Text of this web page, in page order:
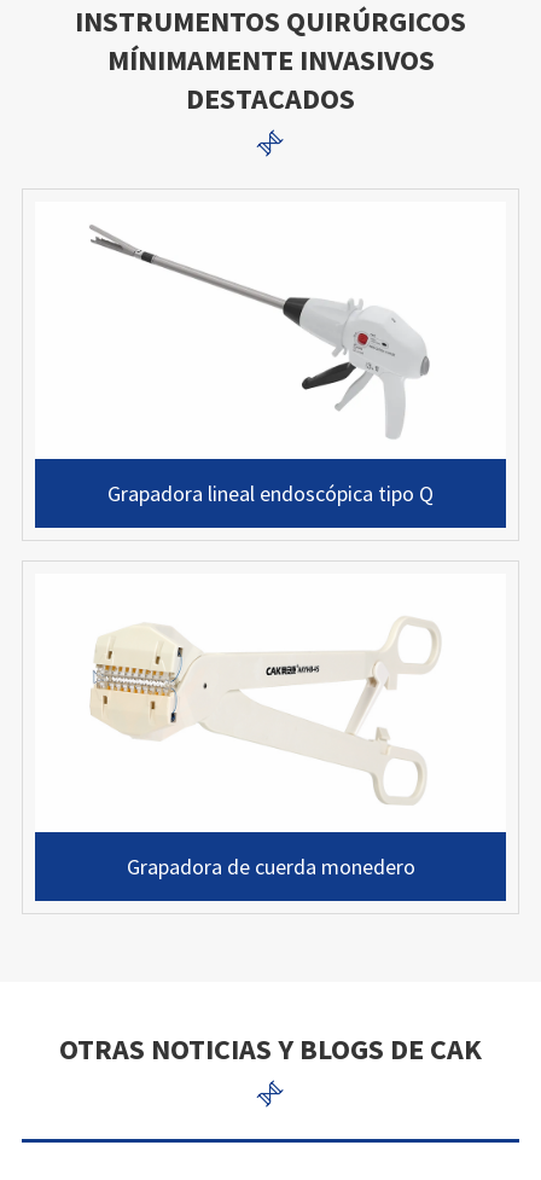
INSTRUMENTOS QUIRÚRGICOS
MÍNIMAMENTE INVASIVOS
DESTACADOS

Grapadora lineal endoscópica tipo Q
Grapadora de cuerda monedero
OTRAS NOTICIAS Y BLOGS DE CAK
